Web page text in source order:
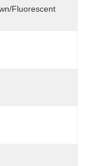
Fluorescent